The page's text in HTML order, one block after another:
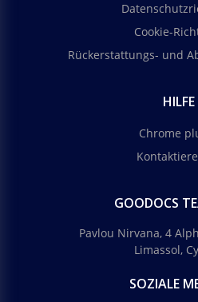
Cookie-
Rückerstattungs- und
HILFE
Chrome
GOODOCS
Pavlou Nirvana, 4
Limassol,
SOZIALE